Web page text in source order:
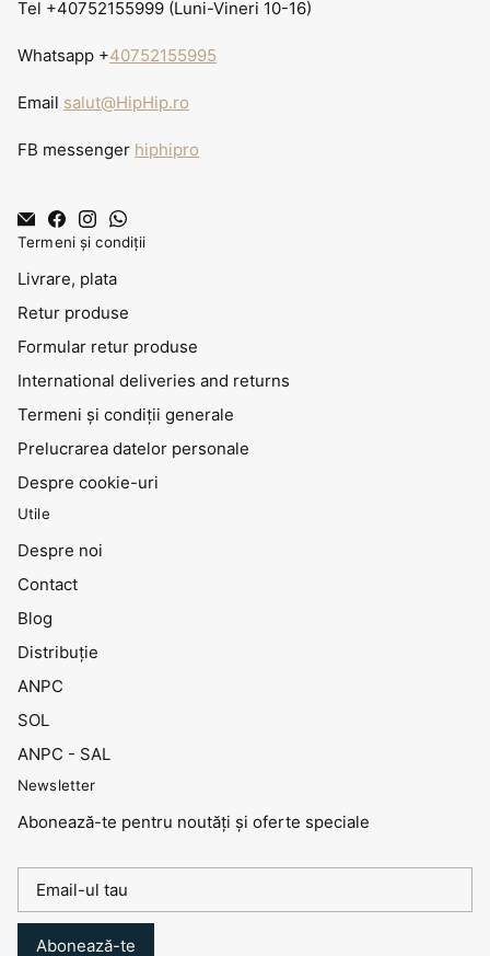
Tel +40752155999 (Luni-Vineri 10-16)
Whatsapp +40752155995
Email salut@HipHip.ro
FB messenger hiphipro
Termeni și condiții
Livrare, plata
Retur produse
Formular retur produse
International deliveries and returns
Termeni și condiții generale
Prelucrarea datelor personale
Despre cookie-uri
Utile
Despre noi
Contact
Blog
Distribuţie
ANPC
SOL
ANPC - SAL
Newsletter
Abonează-te pentru noutăți și oferte speciale
Abonează-te